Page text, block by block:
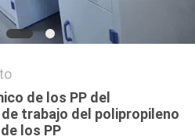
de los PP del
trabajo del polipropileno
los PP